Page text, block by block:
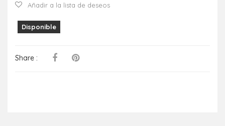
Añadir a la lista de deseos
Disponible
Share :